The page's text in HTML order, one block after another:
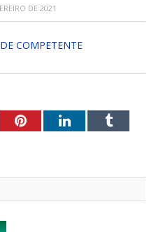
DE 2021
COMPETENTE
PinterestLinkedInTumblr